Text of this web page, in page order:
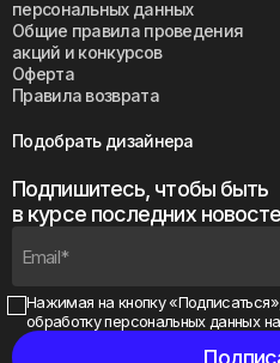
персональных данных
Общие правила проведения
акций и конкурсов
Оферта
Правила возврата
Подпишитесь, чтобы быть
в курсе последних
Нажимая на кнопку
обработку персональных данных
Подобрать дизайнера